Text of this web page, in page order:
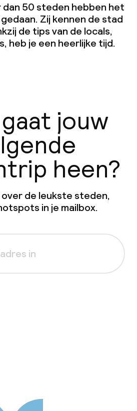
dan 50 steden hebben het
Zij kennen de stad
de tips van de locals,
heb je een heerlijke tijd.
jouw
heen?
de leukste steden,
in je mailbox.